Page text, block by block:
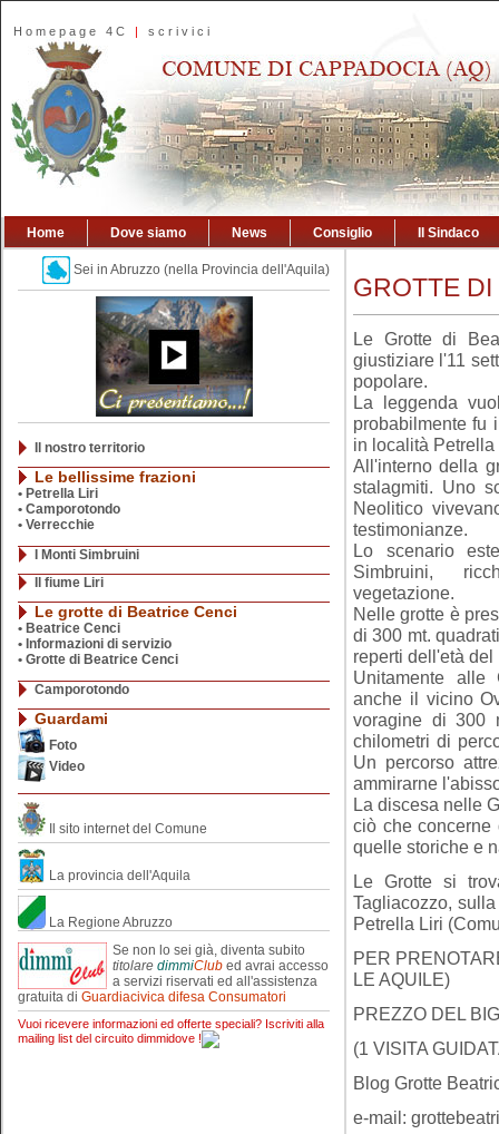
Homepage 4C | scrivici
Home Dove siamo News Consiglio Il Sindaco
Sei in Abruzzo (nella Provincia dell'Aquila)
Il nostro territorio
Le bellissime frazioni
• Petrella Liri
• Camporotondo
• Verrecchie
I Monti Simbruini
Il fiume Liri
Le grotte di Beatrice Cenci
• Beatrice Cenci
• Informazioni di servizio
• Grotte di Beatrice Cenci
Camporotondo
Guardami
Foto
Video
Il sito internet del Comune
La provincia dell'Aquila
La Regione Abruzzo
Se non lo sei già, diventa subito
titolare dimmiClub ed avrai accesso
a servizi riservati ed all'assistenza
gratuita di Guardiacivica difesa Consumatori
Vuoi ricevere informazioni ed offerte speciali? Iscriviti alla
mailing list del circuito dimmidove !
GROTTE
Le Grotte di
giustiziare l'11
popolare.
La leggenda
probabilmente fu
in località Petrella
All'interno della
stalagmiti. Uno
Neolitico
testimonianze.
Lo scenario
Simbruini,
vegetazione.
Nelle grotte è
di 300 mt.
reperti dell'età del
Unitamente alle
anche il vicino
voragine di 300
chilometri di
Un percorso
ammirarne
La discesa nelle
ciò che concerne
quelle storiche e
Le Grotte si
Tagliacozzo,
Petrella Liri
PER
LE AQUILE)
PREZZO DEL
(1 VISITA
Blog Grotte
e-mail: